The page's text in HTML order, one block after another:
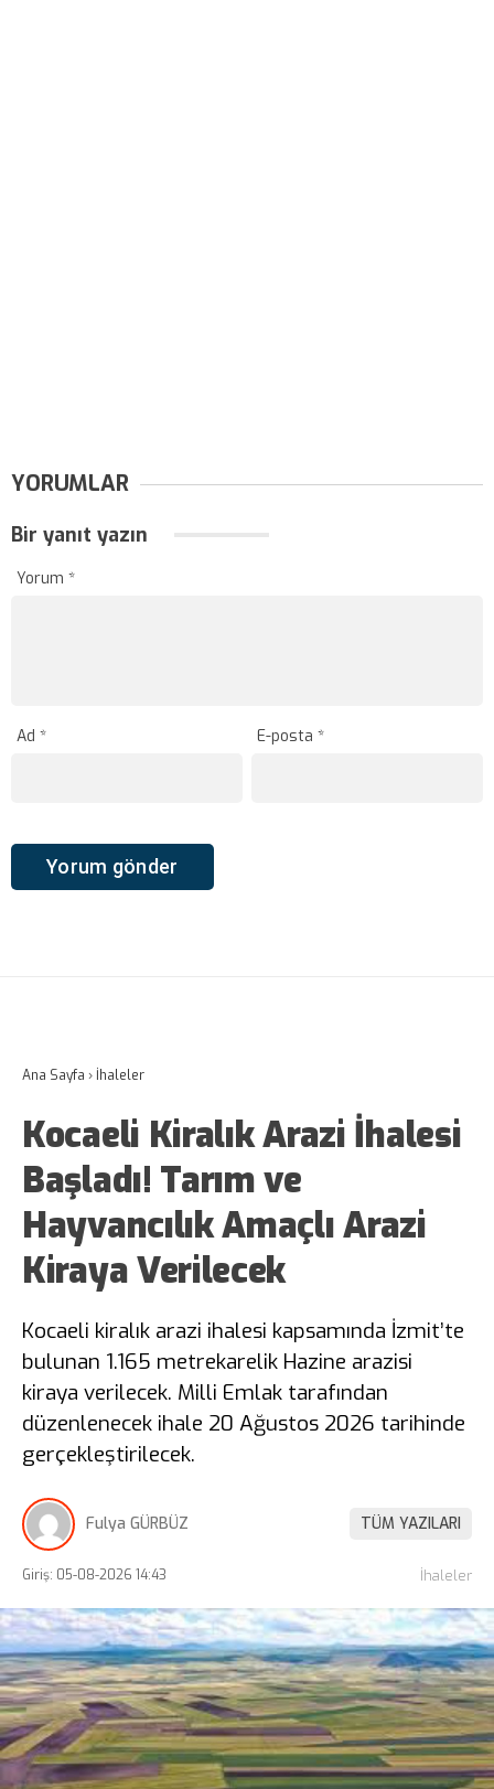
YORUMLAR
Bir yanıt yazın
Yorum *
Ad * E-posta*
Ana Sayfa › İhaleler
Kocaeli Kiralık Arazi İhalesi
Başladı! Tarım ve
Hayvancılık Amaçlı Arazi
Kiraya Verilecek
Kocaeli kiralık arazi ihalesi kapsamında İzmit’te
bulunan 1.165 metrekarelik Hazine arazisi
kiraya verilecek. Milli Emlak tarafından
düzenlenecek ihale 20 Ağustos 2026 tarihinde
gerçekleştirilecek.
Fulya GÜRBÜZ TÜM YAZILARI
Giriş: 05-08-2026 14:43 İhaleler